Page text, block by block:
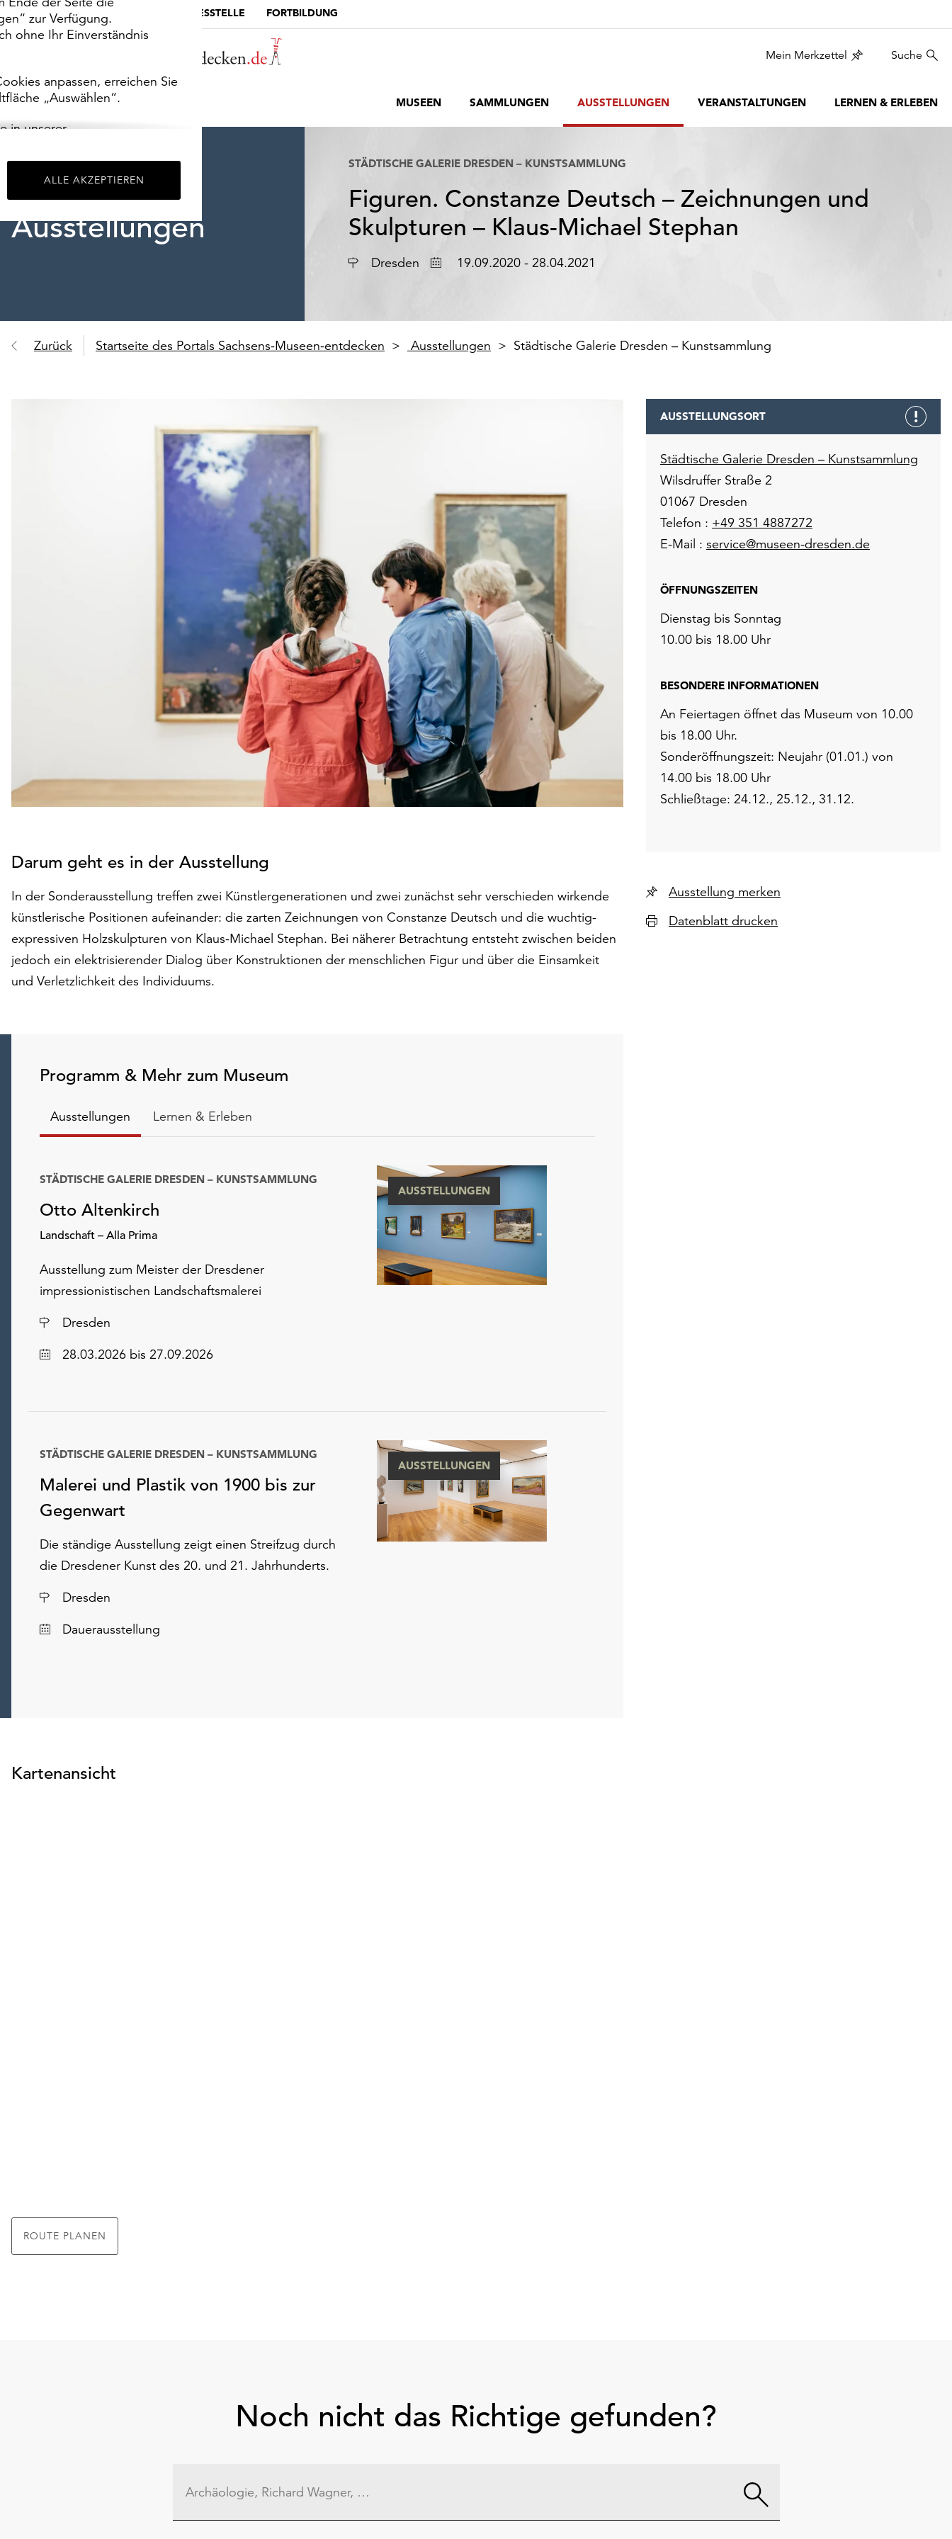
zur Verfügung.
ohne Ihr Einverständnis
anpassen, erreichen Sie
„Auswählen“.
in unserer
ALLE AKZEPTIEREN
MUSEUMSPORTAL DIE LANDESSTELLE FORTBILDUNG
Mein Merkzettel Suche
MUSEEN SAMMLUNGEN AUSSTELLUNGEN VERANSTALTUNGEN LERNEN & ERLEBEN
Ausstellungen
STÄDTISCHE GALERIE DRESDEN – KUNSTSAMMLUNG
Figuren. Constanze Deutsch – Zeichnungen und
Skulpturen – Klaus-Michael Stephan
Ort Dresden Datum19.09.2020 - 28.04.2021
Zurück Startseite des Portals Sachsens-Museen-entdecken Ausstellungen Städtische Galerie Dresden – Kunstsammlung
Darum geht es in der Ausstellung
In der Sonderausstellung treffen zwei Künstlergenerationen und zwei zunächst sehr verschieden wirkende
künstlerische Positionen aufeinander: die zarten Zeichnungen von Constanze Deutsch und die wuchtig-
expressiven Holzskulpturen von Klaus-Michael Stephan. Bei näherer Betrachtung entsteht zwischen beiden
jedoch ein elektrisierender Dialog über Konstruktionen der menschlichen Figur und über die Einsamkeit
und Verletzlichkeit des Individuums.
Programm & Mehr zum Museum
Ausstellungen Lernen & Erleben
Otto Altenkirch
Landschaft – Alla Prima
STÄDTISCHE GALERIE DRESDEN – KUNSTSAMMLUNG
Ausstellung zum Meister der Dresdener
impressionistischen Landschaftsmalerei
Ort
Dresden
Datum28.03.2026 bis 27.09.2026
AUSSTELLUNGEN
Malerei und Plastik von 1900 bis zur
Gegenwart
STÄDTISCHE GALERIE DRESDEN – KUNSTSAMMLUNG
Die ständige Ausstellung zeigt einen Streifzug durch
die Dresdener Kunst des 20. und 21. Jahrhunderts.
Ort
Dresden
Datum
Dauerausstellung
AUSSTELLUNGEN
Kartenansicht
ROUTE PLANEN
AUSSTELLUNGSORT
Städtische Galerie Dresden – Kunstsammlung
Wilsdruffer Straße 2
01067 Dresden
Telefon : +49 351 4887272
E-Mail : service@museen-dresden.de
ÖFFNUNGSZEITEN
Dienstag bis Sonntag
10.00 bis 18.00 Uhr
BESONDERE INFORMATIONEN
An Feiertagen öffnet das Museum von 10.00
bis 18.00 Uhr.
Sonderöffnungszeit: Neujahr (01.01.) von
14.00 bis 18.00 Uhr
Schließtage: 24.12., 25.12., 31.12.
Ausstellung merken
Datenblatt drucken
Noch nicht das Richtige gefunden?